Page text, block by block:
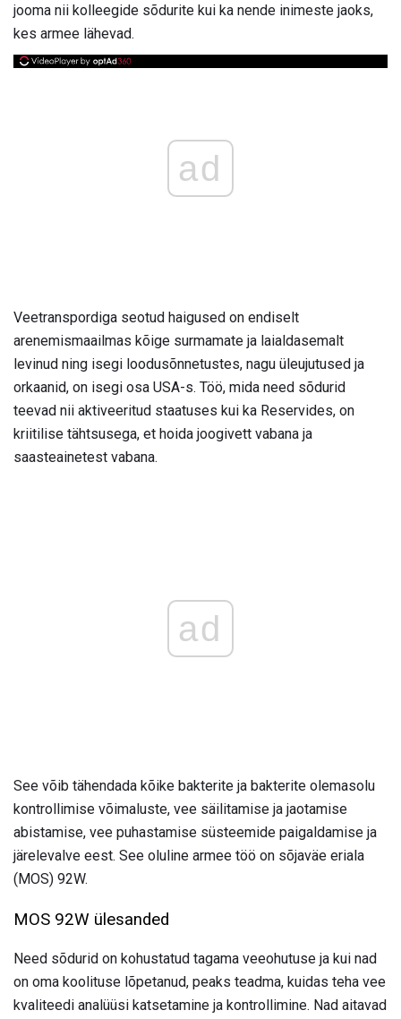
jooma nii kolleegide sõdurite kui ka nende inimeste jaoks,
kes armee lähevad.
ad
Veetranspordiga seotud haigused on endiselt
arenemismaailmas kõige surmamate ja laialdasemalt
levinud ning isegi loodusõnnetustes, nagu üleujutused ja
orkaanid, on isegi osa USA-s. Töö, mida need sõdurid
teevad nii aktiveeritud staatuses kui ka Reservides, on
kriitilise tähtsusega, et hoida joogivett vabana ja
saasteainetest vabana.
ad
See võib tähendada kõike bakterite ja bakterite olemasolu
kontrollimise võimaluste, vee säilitamise ja jaotamise
abistamise, vee puhastamise süsteemide paigaldamise ja
järelevalve eest. See oluline armee töö on sõjaväe eriala
(MOS) 92W.
MOS 92W ülesanded
Need sõdurid on kohustatud tagama veeohutuse ja kui nad
on oma koolituse lõpetanud, peaks teadma, kuidas teha vee
kvaliteedi analüüsi katsetamine ja kontrollimine. Nad aitavad